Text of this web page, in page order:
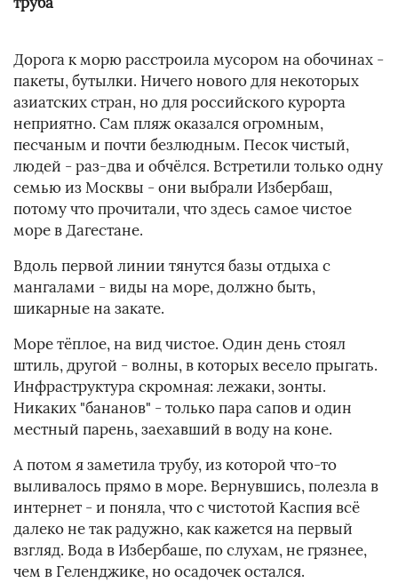
Дорога к морю расстроила мусором на обочинах -
пакеты, бутылки. Ничего нового для некоторых
азиатских стран, но для российского курорта
неприятно. Сам пляж оказался огромным,
песчаным и почти безлюдным. Песок чистый,
людей - раз-два и обчёлся. Встретили только одну
семью из Москвы - они выбрали Избербаш,
потому что прочитали, что здесь самое чистое
море в Дагестане.
Вдоль первой линии тянутся базы отдыха с
мангалами - виды на море, должно быть,
шикарные на закате.
Море тёплое, на вид чистое. Один день стоял
штиль, другой - волны, в которых весело прыгать.
Инфраструктура скромная: лежаки, зонты.
Никаких "бананов" - только пара сапов и один
местный парень, заехавший в воду на коне.
А потом я заметила трубу, из которой что-то
выливалось прямо в море. Вернувшись, полезла в
интернет - и поняла, что с чистотой Каспия всё
далеко не так радужно, как кажется на первый
взгляд. Вода в Избербаше, по слухам, не грязнее,
чем в Геленджике, но осадочек остался.